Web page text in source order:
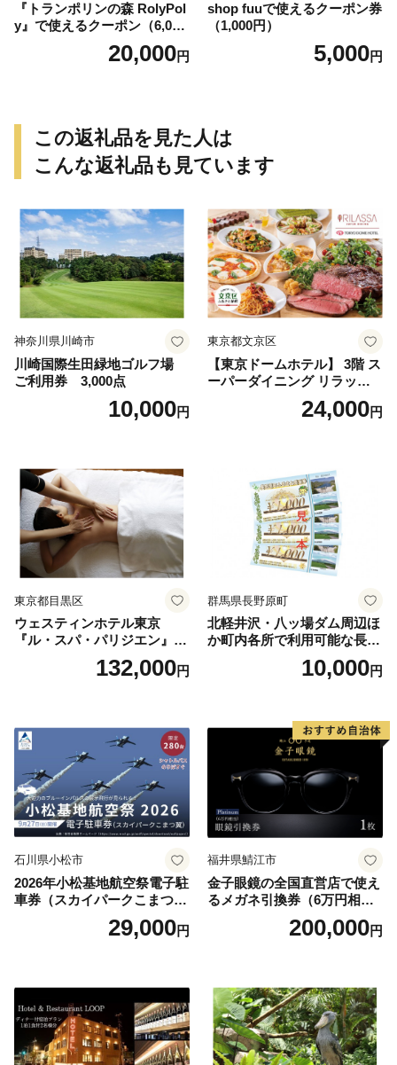
『トランポリンの森 RolyPol
y』で使えるクーポン（6,000
20,000円
shop fuuで使えるクーポン券
（1,000円）
5,000円
この返礼品を見た人は
こんな返礼品も見ています
神奈川県川崎市
川崎国際生田緑地ゴルフ場
ご利用券 3,000点
10,000円
東京都文京区
【東京ドームホテル】 3階 ス
ーパーダイニング リラッサ
ランチブッフェ お食事券 大
人1名様分 関東 東京 ご利用
24,000円
東京都目黒区
ウェスティンホテル東京
『ル・スパ・パリジエン』選
べるボディセラピー90分/1名
132,000円
群馬県長野原町
北軽井沢・八ッ場ダム周辺ほ
か町内各所で利用可能な長野
原町ふるさと感謝券（3,000
円分）【トラベル 観光 旅行
10,000円
石川県小松市
2026年小松基地航空祭電子駐
車券（スカイパークこまつ
翼） 駐車場 シャトルバスの
りばすぐ 石川県 小松市
29,000円
福井県鯖江市
金子眼鏡の全国直営店で使え
るメガネ引換券（6万円相
当） Platinum200,000円